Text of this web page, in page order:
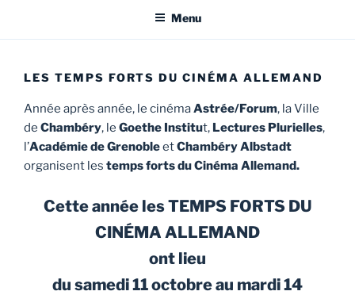
Menu
LES TEMPS FORTS DU CINÉMA ALLEMAND
Année après année, le cinémaAstrée/Forum, la Ville
de Chambéry, le Goethe Institut, Lectures Plurielles,
l’Académie de GrenobleetChambéry Albstadt
organisent les temps forts du Cinéma Allemand.
Cette année les TEMPS FORTS DU
CINÉMA ALLEMAND
ont lieu
du samedi 11 octobre au mardi 14